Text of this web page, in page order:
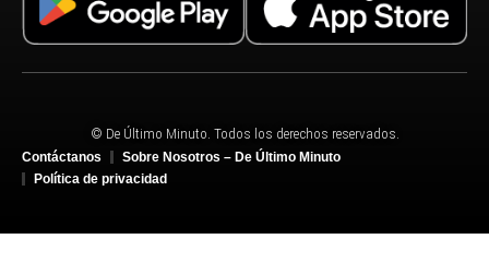
© De Último Minuto. Todos los derechos reservados.
Contáctanos
Sobre Nosotros – De Último Minuto
Política de privacidad